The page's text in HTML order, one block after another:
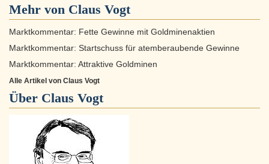
Mehr von Claus Vogt
Marktkommentar: Fette Gewinne mit Goldminenaktien
Marktkommentar: Startschuss für atemberaubende Gewinne
Marktkommentar: Attraktive Goldminen
Alle Artikel von Claus Vogt
Über Claus Vogt